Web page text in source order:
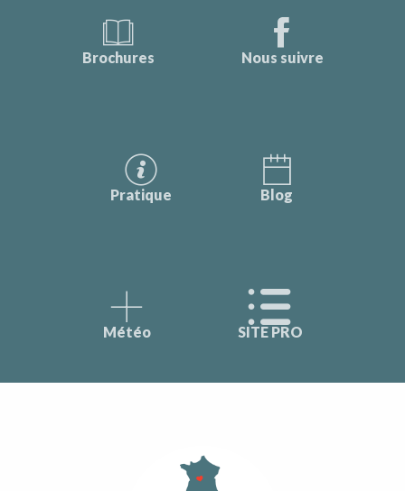
Brochures Nous suivre
Pratique Blog
Météo SITE PRO